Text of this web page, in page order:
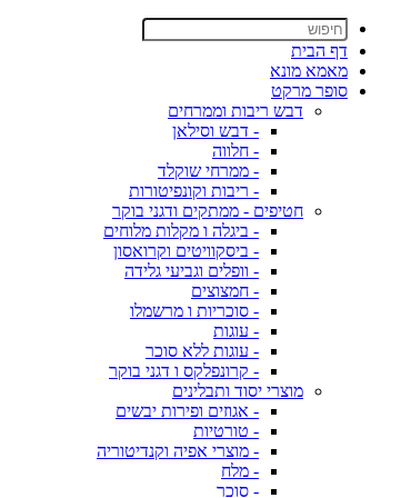
דף הבית
מאמא מונא
סופר מרקט
דבש ריבות וממרחים
- דבש וסילאן
- חלווה
- ממרחי שוקלד
- ריבות וקונפיטורות
חטיפים - ממתקים ודגני בוקר
- ביגלה ו מקלות מלוחים
- ביסקוויטים וקרואסון
- וופלים וגביעי גלידה
- חמצוצים
- סוכריות ו מרשמלו
- עוגות
- עוגות ללא סוכר
- קרונפלקס ו דגני בוקר
מוצרי יסוד ותבלינים
- אגוזים ופירות יבשים
- טורטיות
- מוצרי אפיה וקנדיטוריה
- מלח
- סוכר